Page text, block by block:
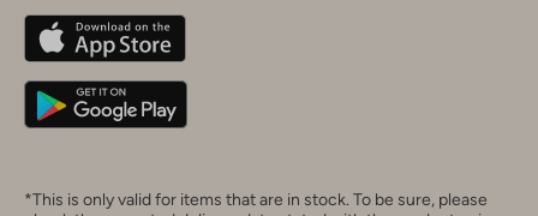
Belgique(Français)
Deutschland
*This is only valid for items that are in stock. To be sure, please